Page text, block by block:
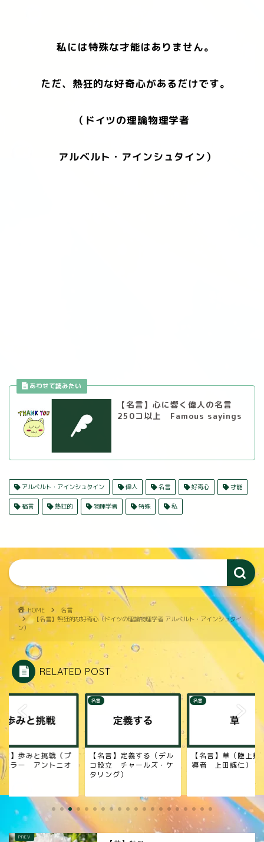
私には特殊な才能はありません。
ただ、熱狂的な好奇心があるだけです。
（ドイツの理論物理学者
アルベルト・アインシュタイン）
【名言】心に響く偉人の名言
250コ以上 Famous sayings
アルベルト・アインシュタイン 偉人 名言 好奇心 才能
格言 熱狂的 物理学者 特殊 私
HOME
名言
【名言】熱狂的な好奇心（ドイツの理論物理学者 アルベルト・アインシュタイ
ン）
RELATED POST
言】歩みと挑戦（プ
スラー アントニオ
名言
【名言】定義する（デル
コ設立 チャールズ・ケ
タリング）
名言
【名言】草（陸上競
導者 上田誠仁）